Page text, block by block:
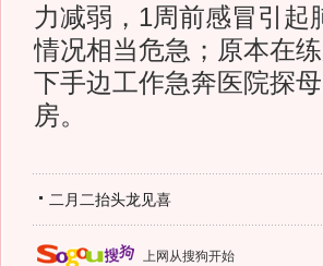
力减弱，1周前感冒引起
情况相当危急；原本在
下手边工作急奔医院探
房。
二月二抬头龙见喜
上网从搜狗开始